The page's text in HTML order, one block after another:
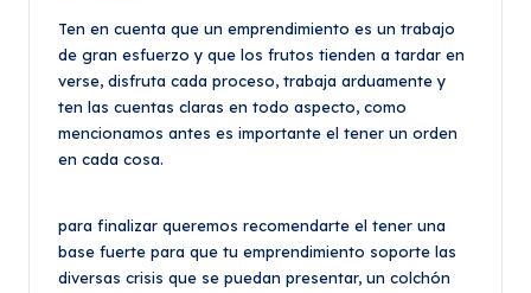
Ten en cuenta que un emprendimiento es un trabajo
de gran esfuerzo y que los frutos tienden a tardar en
verse, disfruta cada proceso, trabaja arduamente y
ten las cuentas claras en todo aspecto, como
mencionamos antes es importante el tener un orden
en cada cosa.
para finalizar queremos recomendarte el tener una
base fuerte para que tu emprendimiento soporte las
diversas crisis que se puedan presentar, un colchón